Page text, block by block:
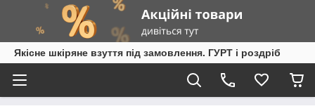
Якісне шкіряне взуття під замовлення. ГУРТ і роздріб